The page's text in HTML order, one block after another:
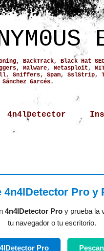
BackTrack, Black Hat
Malware, Metasploit,
Sniffers, Spam, SslStrip,
Garcés.
4n4lDetector
4n4lDetector Pro y
4n4lDetector Proy prueba la
tu navegador o tu escritorio.
Pro